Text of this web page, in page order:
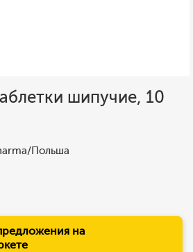
шипучие, 10
Польша
на